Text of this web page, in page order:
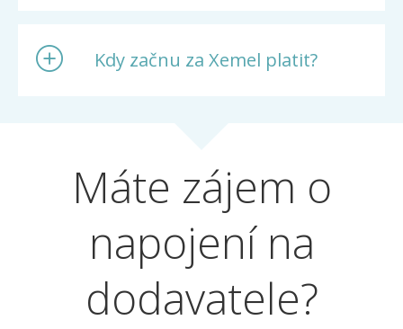
Kdy začnu za Xemel platit?
Máte zájem o
napojení na
dodavatele?